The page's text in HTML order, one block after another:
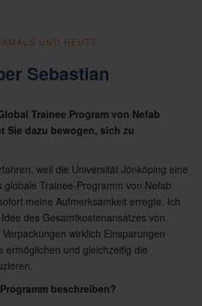
UND HEUTE
Sebastian
Trainee Program von Nefab
Sie dazu bewogen, sich zu
weil die Universität Jönköping eine
globale Trainee-Programm von Nefab
meine Aufmerksamkeit erregte. Ich
des Gesamtkostenansatzes von
wirklich Einsparungen
ermöglichen und gleichzeitig die
beschreiben?